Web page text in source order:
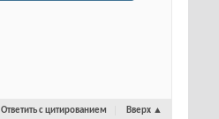
Ответить с цитированием Вверх ▲